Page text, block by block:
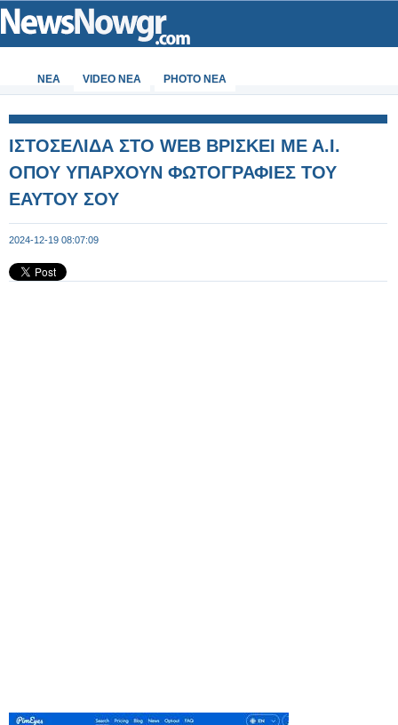
ΝΕΑ VIDEO NEA PHOTO NEA
ΙΣΤΟΣΕΛΙΔΑ ΣΤΟ WEB ΒΡΙΣΚΕΙ ΜΕ Α.Ι.
ΟΠΟΥ ΥΠΑΡΧΟΥΝ ΦΩΤΟΓΡΑΦΙΕΣ ΤΟΥ
ΕΑΥΤΟΥ ΣΟΥ
2024-12-19 08:07:09